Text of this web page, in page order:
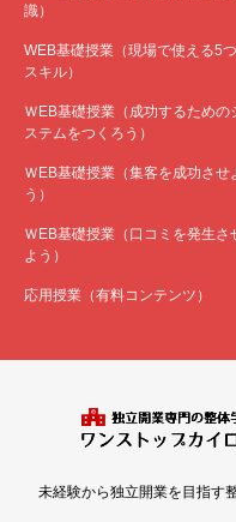
識）
WEB基礎授業（現場で使える5
スキル）
ＷEB基礎授業（成功するための
ステムをつくろう）
ＷEB基礎授業（集客を成功させ
う）
ＷEB基礎授業（口コミを発生さ
よう）
応用授業（有料コンテンツ）
未経験から独立開業を目指す